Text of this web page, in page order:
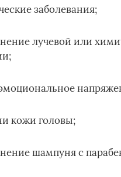
заболевания;
лучевой или
кожи головы;
шампуня с